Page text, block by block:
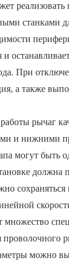
станками
и
При
а также
рычаг
и нижними
могут быть
должна
множество
проволочного
можно